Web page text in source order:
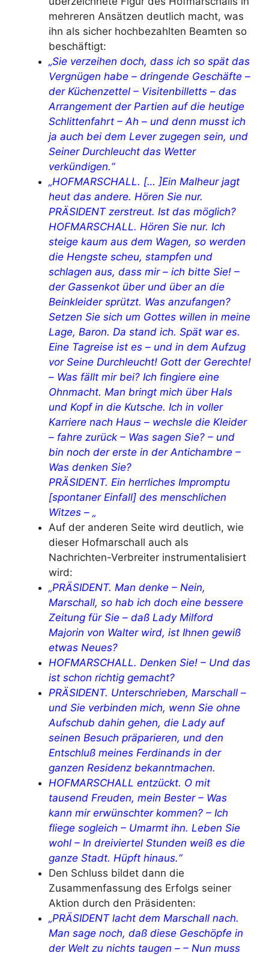
mehreren Ansätzen deutlich macht, was
ihn als sicher hochbezahlten Beamten so
beschäftigt:
„Sie verzeihen doch, dass ich so spät das
Vergnügen habe – dringende Geschäfte –
der Küchenzettel – Visitenbilletts – das
Arrangement der Partien auf die heutige
Schlittenfahrt – Ah – und denn musst ich
ja auch bei dem Lever zugegen sein, und
Seiner Durchleucht das Wetter
verkündigen.“
„HOFMARSCHALL. [… ]Ein Malheur jagt
heut das andere. Hören Sie nur.
PRÄSIDENT zerstreut. Ist das möglich?
HOFMARSCHALL. Hören Sie nur. Ich
steige kaum aus dem Wagen, so werden
die Hengste scheu, stampfen und
schlagen aus, dass mir – ich bitte Sie! –
der Gassenkot über und über an die
Beinkleider sprützt. Was anzufangen?
Setzen Sie sich um Gottes willen in meine
Lage, Baron. Da stand ich. Spät war es.
Eine Tagreise ist es – und in dem Aufzug
vor Seine Durchleucht! Gott der Gerechte!
– Was fällt mir bei? Ich fingiere eine
Ohnmacht. Man bringt mich über Hals
und Kopf in die Kutsche. Ich in voller
Karriere nach Haus – wechsle die Kleider
– fahre zurück – Was sagen Sie? – und
bin noch der erste in der Antichambre –
Was denken Sie?
PRÄSIDENT. Ein herrliches Impromptu
[spontaner Einfall] des menschlichen
Witzes – „
Auf der anderen Seite wird deutlich, wie
dieser Hofmarschall auch als
Nachrichten-Verbreiter instrumentalisiert
wird:
„PRÄSIDENT. Man denke – Nein,
Marschall, so hab ich doch eine bessere
Zeitung für Sie – daß Lady Milford
Majorin von Walter wird, ist Ihnen gewiß
etwas Neues?
HOFMARSCHALL. Denken Sie! – Und das
ist schon richtig gemacht?
PRÄSIDENT. Unterschrieben, Marschall –
und Sie verbinden mich, wenn Sie ohne
Aufschub dahin gehen, die Lady auf
seinen Besuch präparieren, und den
Entschluß meines Ferdinands in der
ganzen Residenz bekanntmachen.
HOFMARSCHALL entzückt. O mit
tausend Freuden, mein Bester – Was
kann mir erwünschter kommen? – Ich
fliege sogleich – Umarmt ihn. Leben Sie
wohl – In dreiviertel Stunden weiß es die
ganze Stadt. Hüpft hinaus.“
Den Schluss bildet dann die
Zusammenfassung des Erfolgs seiner
Aktion durch den Präsidenten:
„PRÄSIDENT lacht dem Marschall nach.
Man sage noch, daß diese Geschöpfe in
der Welt zu nichts taugen – – Nun muss